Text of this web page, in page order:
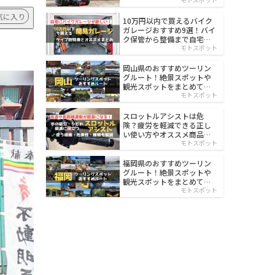
に入り
10万円以内で買えるバイク
ガレージおすすめ9選！バイ
ク保管から整備まで自宅で
モトスポット
岡山県のおすすめツーリン
グルート！絶景スポットや
観光スポットをまとめて紹
モトスポット
スロットルアシストは危
険？疲労を軽減できる正し
い使い方やオススメ商品を
モトスポット
福岡県のおすすめツーリン
グルート！絶景スポットや
観光スポットをまとめて紹
モトスポット